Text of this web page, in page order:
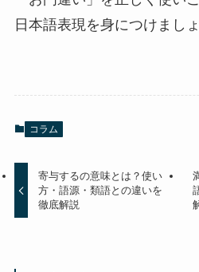
日本語表現を身につけましょ
コラム
寄与するの意味とは？使い
方・語源・類語との違いを
徹底解説